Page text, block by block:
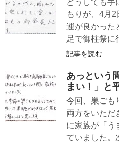
どうしても手
もりが、4月2
運が良かった
足で御柱祭に
記事を読む
あっという
まい！」と
今回、巣ごも
両方をいただ
に家族が「う
ていました。